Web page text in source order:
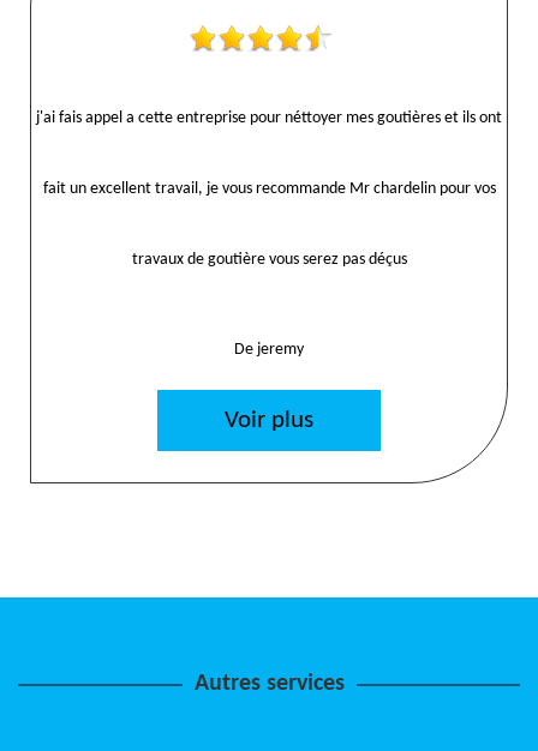
j'ai fais appel a cette entreprise pour néttoyer mes goutières et ils ont
fait un excellent travail, je vous recommande Mr chardelin pour vos
travaux de goutière vous serez pas déçus
De jeremy
Voir plus
Autres services